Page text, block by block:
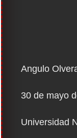
Angulo
30 de mayo
Universidad